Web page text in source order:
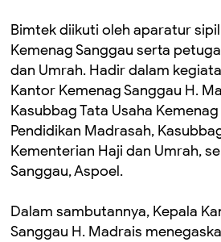
Bimtek diikuti oleh aparatur
Kemenag Sanggau serta
dan Umrah. Hadir dalam
Kantor Kemenag Sanggau H.
Kasubbag Tata Usaha
Pendidikan Madrasah,
Kementerian Haji dan Umrah,
Sanggau, Aspoel.
Dalam sambutannya, Kepala
Sanggau H. Madrais